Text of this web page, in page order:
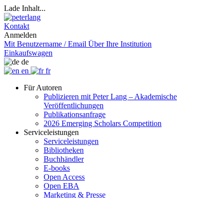
Lade Inhalt...
Kontakt
Anmelden
Mit Benutzername / Email Über Ihre Institution
Einkaufswagen
de
en
fr
Für Autoren
Publizieren mit Peter Lang – Akademische
Veröffentlichungen
Publikationsanfrage
2026 Emerging Scholars Competition
Serviceleistungen
Serviceleistungen
Bibliotheken
Buchhändler
E-books
Open Access
Open EBA
Marketing & Presse